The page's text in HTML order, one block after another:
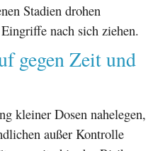
Stadien drohen
nach sich ziehen.
gegen Zeit und
kleiner Dosen nahelegen,
außer Kontrolle